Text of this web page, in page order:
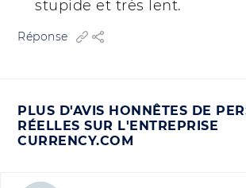
stupide et très lent.
Réponse
PLUS D'AVIS HONNÊTES DE
RÉELLES SUR L'ENTREPRISE
CURRENCY.COM